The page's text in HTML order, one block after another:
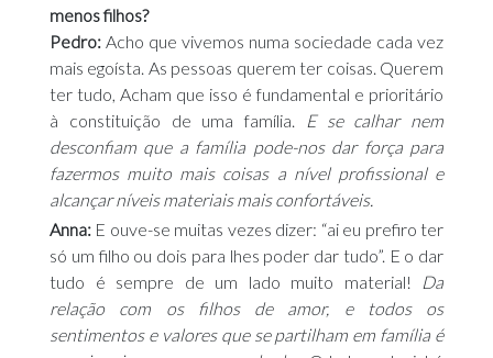
menos filhos?
Pedro: Acho que vivemos numa sociedade cada vez
mais egoísta. As pessoas querem ter coisas. Querem
ter tudo, Acham que isso é fundamental e prioritário
à constituição de uma família.
E se calhar nem
desconfiam que a família pode-nos dar força para
fazermos muito mais coisas a nível profissional e
alcançar níveis materiais mais confortáveis.
Anna: E ouve-se muitas vezes dizer: “ai eu prefiro ter
só um filho ou dois para lhes poder dar tudo”. E o dar
tudo é sempre de um lado muito material!
Da
relação com os filhos de amor, e todos os
sentimentos e valores que se partilham em família é